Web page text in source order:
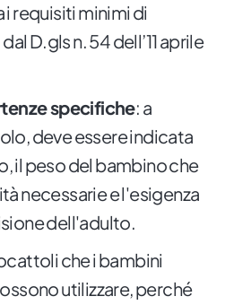
requisiti minimi di
D.gls n. 54 dell’11 aprile
specifiche: a
deve essere indicata
il peso del bambino che
necessarie e l'esigenza
dell'adulto.
che i bambini
utilizzare, perché